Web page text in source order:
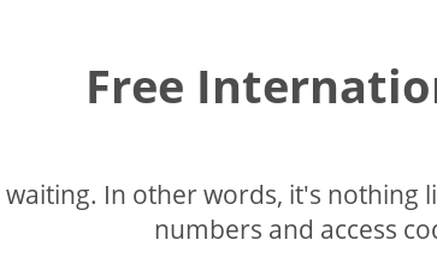
Free
waiting. In other words, it's
numbers and access